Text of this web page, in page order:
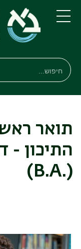
תפריט
חיפוש
חיפוש
תואר
התיכון -
(.B.A)